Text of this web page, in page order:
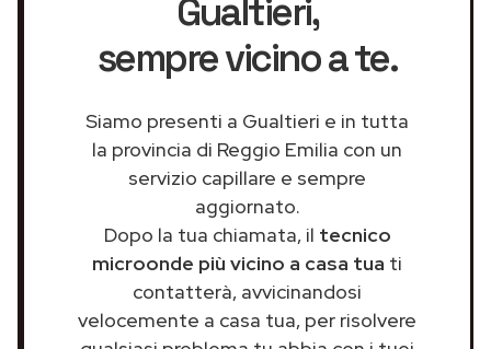
Gualtieri,
sempre vicino a te.
Siamo presenti a Gualtieri e in tutta
la provincia di Reggio Emilia con un
servizio capillare e sempre
aggiornato.
Dopo la tua chiamata, il tecnico
microonde più vicino a casa tua ti
contatterà, avvicinandosi
velocemente a casa tua, per risolvere